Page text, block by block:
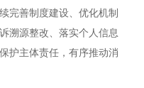
完善制度建设、优化机制
溯源整改、落实个人信息
护主体责任，有序推动消